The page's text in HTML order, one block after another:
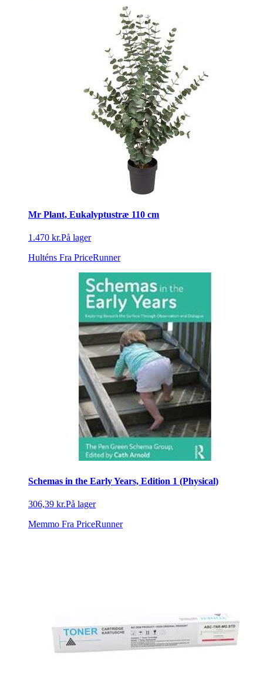
Mr Plant, Eukalyptustræ 110 cm
1.470 kr.På lager
Hulténs Fra PriceRunner
Schemas in the Early Years, Edition 1 (Physical)
306,39 kr.På lager
Memmo Fra PriceRunner